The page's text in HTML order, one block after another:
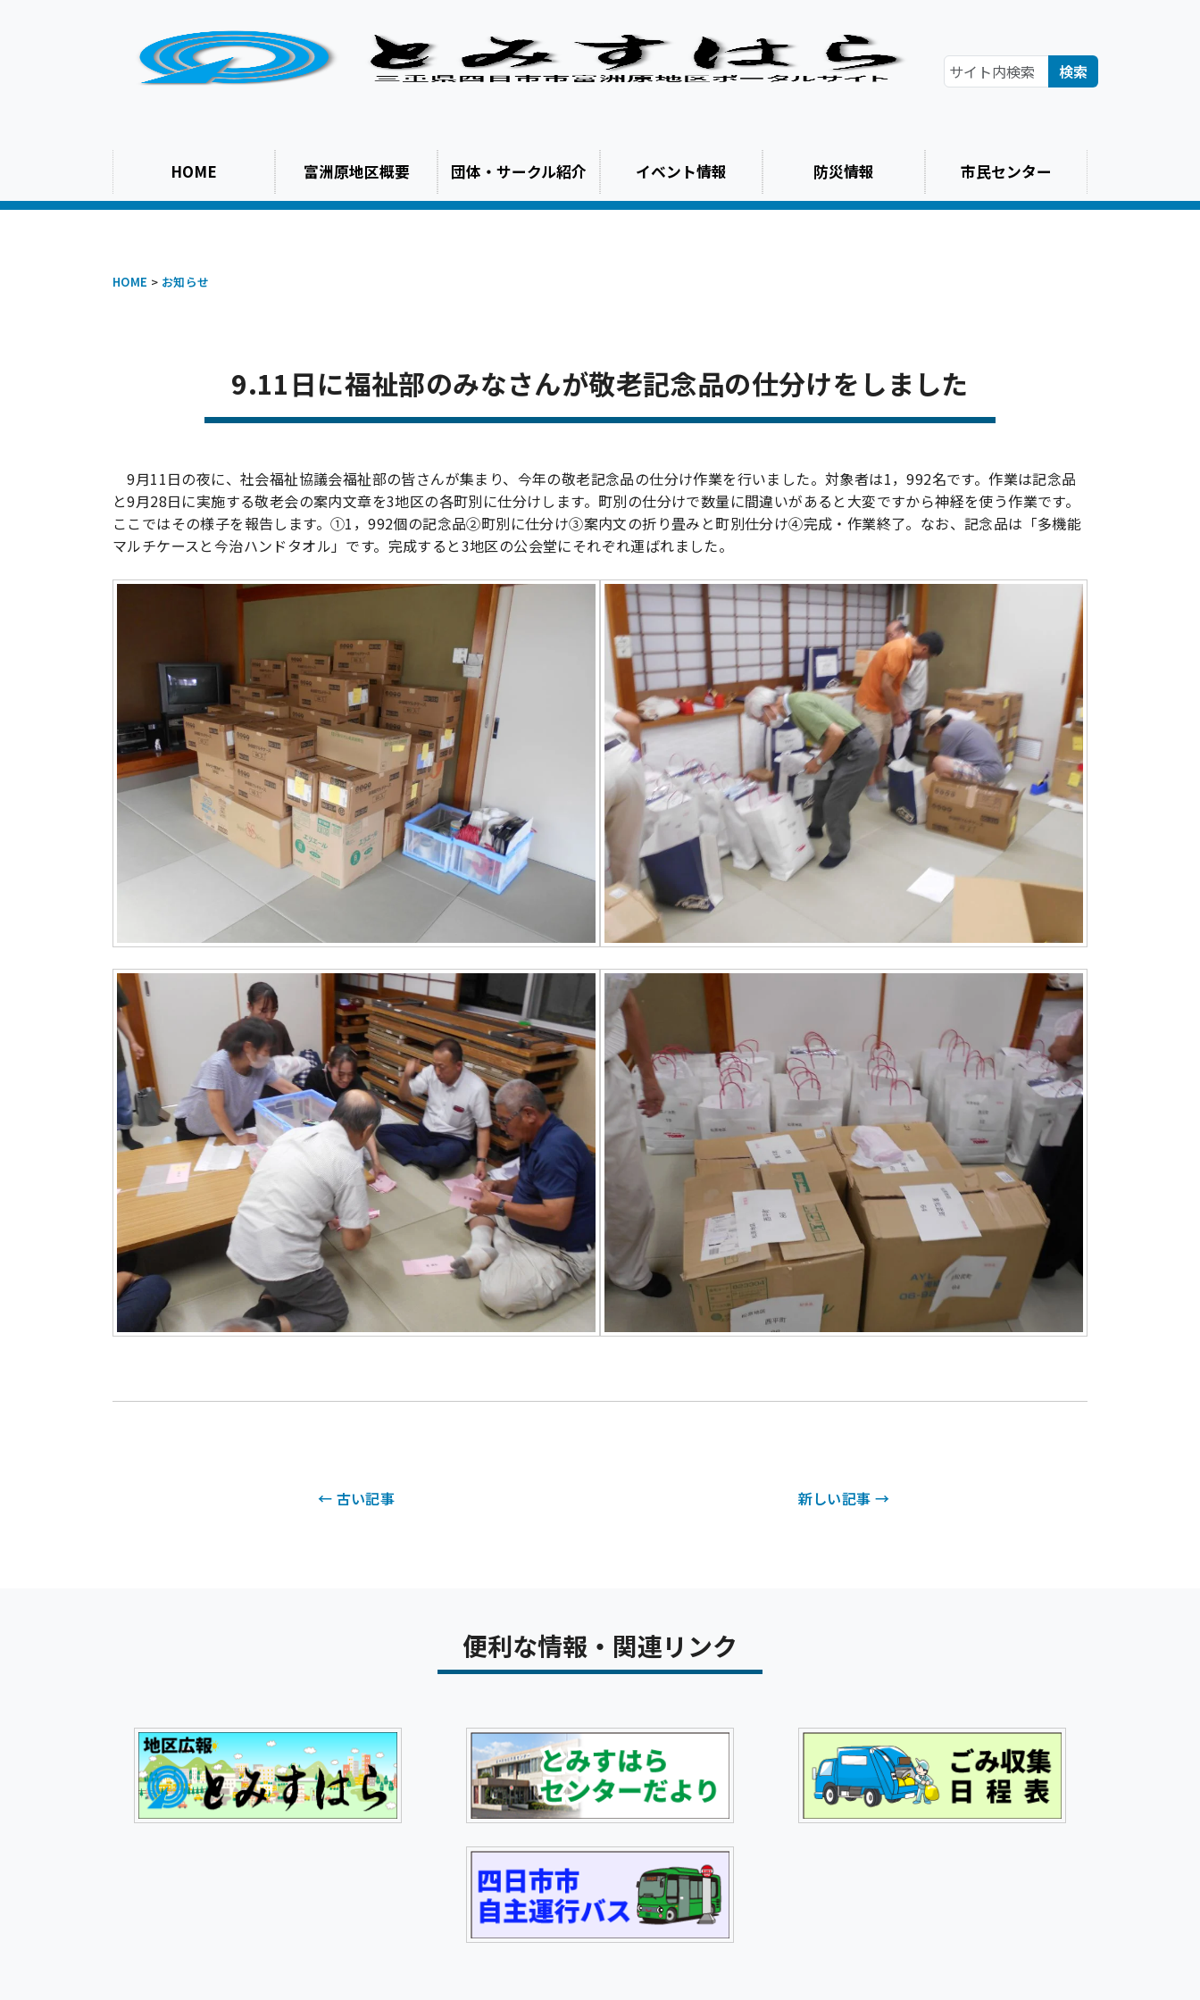
検索
HOME 富洲原地区概要 団体・サークル紹介 イベント情報 防災情報 市民センター
HOME > お知らせ
9.11日に福祉部のみなさんが敬老記念品の仕分けをしました
9月11日の夜に、社会福祉協議会福祉部の皆さんが集まり、今年の敬老記念品の仕分け作業を行いました。対象者は1，992名です。作業は記念品
と9月28日に実施する敬老会の案内文章を3地区の各町別に仕分けします。町別の仕分けで数量に間違いがあると大変ですから神経を使う作業です。
ここではその様子を報告します。①1，992個の記念品②町別に仕分け③案内文の折り畳みと町別仕分け④完成・作業終了。なお、記念品は「多機能
マルチケースと今治ハンドタオル」です。完成すると3地区の公会堂にそれぞれ運ばれました。
← 古い記事 新しい記事 →
便利な情報・関連リンク